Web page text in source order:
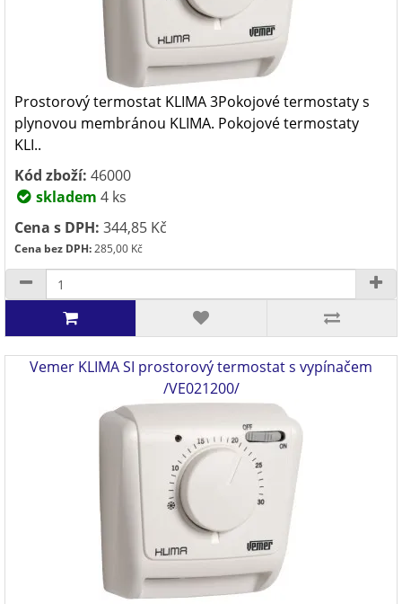
Prostorový termostat KLIMA 3Pokojové termostaty s
plynovou membránou KLIMA. Pokojové termostaty
KLI..
Kód zboží: 46000
skladem 4 ks
Cena s DPH: 344,85 Kč
Cena bez DPH:285,00 Kč
Vemer KLIMA SI prostorový termostat s vypínačem
/VE021200/